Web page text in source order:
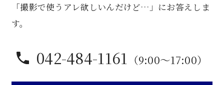
「撮影で使うアレ欲しいんだけど…」にお答えしま
す。
042-484-1161 （9:00〜17:00）